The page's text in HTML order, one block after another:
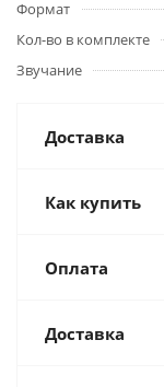
Формат
Кол-во в комплекте
Звучание
Доставка
Как купить
Оплата
Доставка